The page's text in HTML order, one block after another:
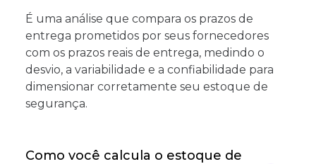
É uma análise que compara os prazos de
entrega prometidos por seus fornecedores
com os prazos reais de entrega, medindo o
desvio, a variabilidade e a confiabilidade para
dimensionar corretamente seu estoque de
segurança.
Como você calcula o estoque de